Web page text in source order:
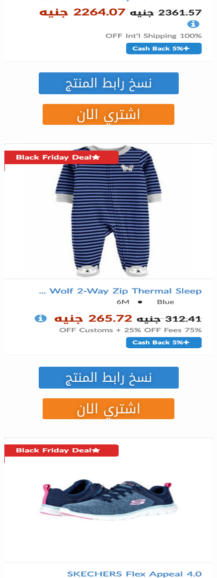
نسخ رابط المنتج
اشتري الان
نسخ رابط المنتج
اشتري الان